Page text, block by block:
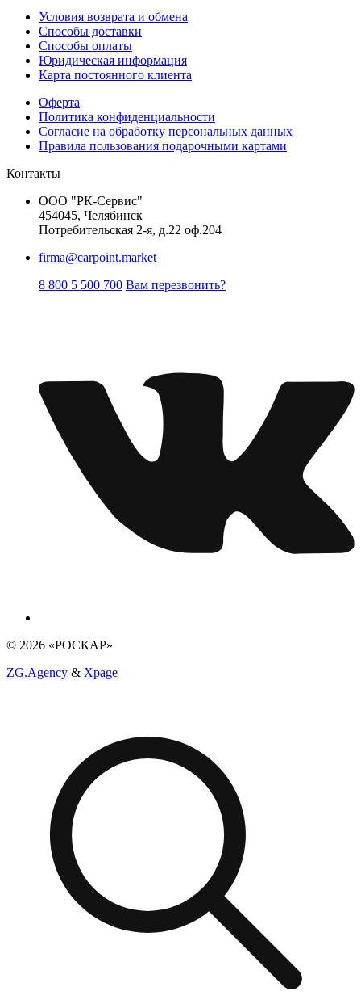
Условия возврата и обмена
Способы доставки
Способы оплаты
Юридическая информация
Карта постоянного клиента
Оферта
Политика конфиденциальности
Согласие на обработку персональных данных
Правила пользования подарочными картами
Контакты
ООО "РК-Сервис"
454045, Челябинск
Потребительская 2-я, д.22 оф.204
firma@carpoint.market
8 800 5 500 700 Вам перезвонить?
© 2026 «РОСКАР»
ZG.Agency & Xpage